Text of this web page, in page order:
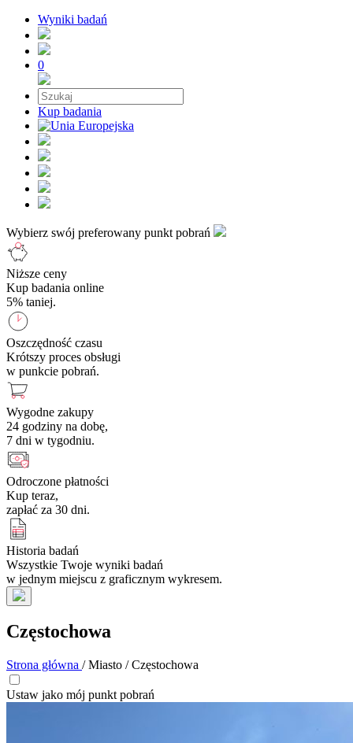
Wyniki badań
0
Kup badania
Wybierz swój preferowany punkt pobrań
Niższe ceny
Kup badania online
5% taniej.
Oszczędność czasu
Krótszy proces obsługi
w punkcie pobrań.
Wygodne zakupy
24 godziny na dobę,
7 dni w tygodniu.
Odroczone płatności
Kup teraz,
zapłać za 30 dni.
Historia badań
Wszystkie Twoje wyniki badań
w jednym miejscu z graficznym wykresem.
Częstochowa
Strona główna / Miasto / Częstochowa
Ustaw jako mój punkt pobrań